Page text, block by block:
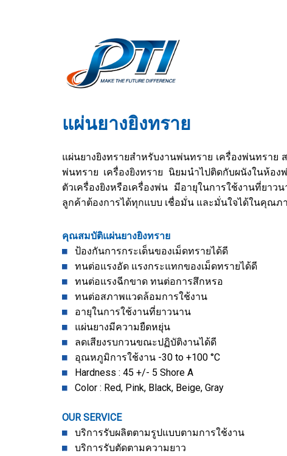
แผ่นยางยิงทราย
แผ่นยางยิงทรายสำหรับงานพ่นทราย เครื่องพ่นทราย
พ่นทราย เครื่องยิงทราย นิยมนำไปติดกับผนังในห้อง
ตัวเครื่องยิงหรือเครื่องพ่น มีอายุในการใช้งานที่ยา
ลูกค้าต้องการได้ทุกแบบ เชื่อมั่น และมั่นใจได้ในคุณ
คุณสมบัติแผ่นยางยิงทราย
ป้องกันการกระเด็นของเม็ดทรายได้ดี
ทนต่อแรงอัด แรงกระแทกของเม็ดทรายได้ดี
ทนต่อแรงฉีกขาด ทนต่อการสึกหรอ
ทนต่อสภาพแวดล้อมการใช้งาน
อายุในการใช้งานที่ยาวนาน
แผ่นยางมีความยืดหยุ่น
ลดเสียงรบกวนขณะปฏิบัติงานได้ดี
อุณหภูมิการใช้งาน -30 to +100 °C
Hardness : 45 +/- 5 Shore A
Color : Red, Pink, Black, Beige, Gray
OUR SERVICE
บริการรับผลิตตามรูปแบบตามการใช้งาน
บริการรับตัดตามความยาว